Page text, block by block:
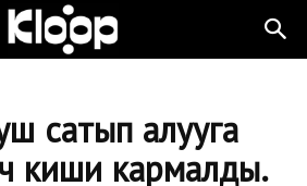
сатып алууга
киши кармалды.